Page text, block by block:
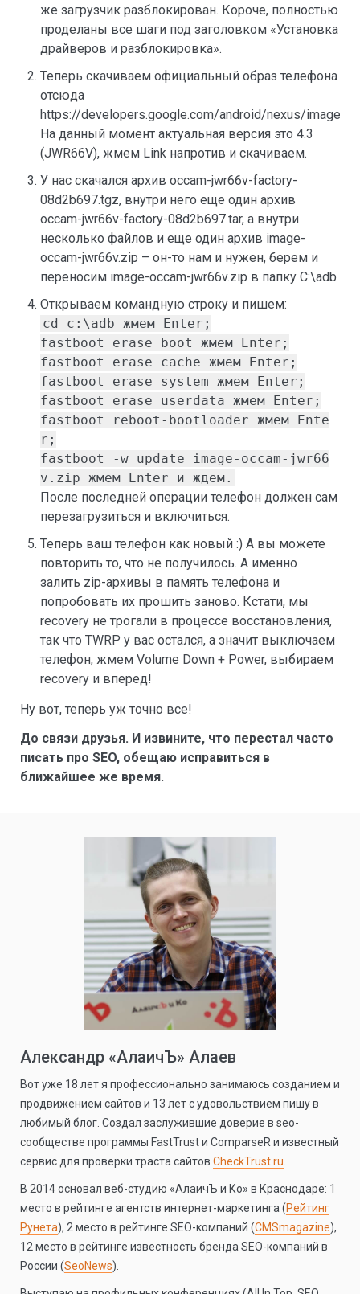
же загрузчик разблокирован. Короче, полностью
проделаны все шаги под заголовком «Установка
драйверов и разблокировка».
Теперь скачиваем официальный образ телефона
отсюда
https://developers.google.com/android/nexus/
На данный момент актуальная версия это 4.3
(JWR66V), жмем Link напротив и скачиваем.
У нас скачался архив occam-jwr66v-factory-
08d2b697.tgz, внутри него еще один архив
occam-jwr66v-factory-08d2b697.tar, а внутри
несколько файлов и еще один архив image-
occam-jwr66v.zip – он-то нам и нужен, берем и
переносим image-occam-jwr66v.zip в папку C:\adb
Открываем командную строку и пишем:
cd c:\adb жмем Enter;
fastboot erase boot жмем Enter;
fastboot erase cache жмем Enter;
fastboot erase system жмем Enter;
fastboot erase userdata жмем Enter;
fastboot reboot-bootloader жмем Ente
r;
fastboot -w update image-occam-jwr66
v.zip жмем Enter и ждем.
После последней операции телефон должен сам
перезагрузиться и включиться.
Теперь ваш телефон как новый :) А вы можете
повторить то, что не получилось. А именно
залить zip-архивы в память телефона и
попробовать их прошить заново. Кстати, мы
recovery не трогали в процессе восстановления,
так что TWRP у вас остался, а значит выключаем
телефон, жмем Volume Down + Power, выбираем
recovery и вперед!
Ну вот, теперь уж точно все!
До связи друзья. И извините, что перестал часто
писать про SEO, обещаю исправиться в
ближайшее же время.
Александр «АлаичЪ» Алаев
Вот уже 18 лет я профессионально занимаюсь созданием и
продвижением сайтов и 13 лет с удовольствием пишу в
любимый блог. Создал заслужившие доверие в seo-
сообществе программы FastTrust и ComparseR и известный
сервис для проверки траста сайтов CheckTrust.ru
В 2014 основал веб-студию «АлаичЪ и Ко» в Краснодаре: 1
место в рейтинге агентств интернет-маркетинга (Рейтинг
Рунета), 2 место в рейтинге SEO-компаний (CMSmagazine),
12 место в рейтинге известность бренда SEO-компаний в
России (SeoNews).